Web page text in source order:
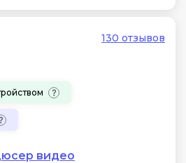
130 отзывов
видео